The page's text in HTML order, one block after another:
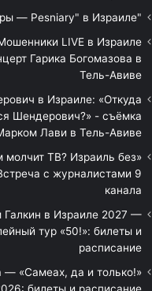
"Песняры — Pesniary" в Израиле
LIVE в Израиле
Гарика Богомазова в
Тель-Авиве
в Израиле: «Откуда
Шендерович?» - съёмка
Лави в Тель-Авиве
молчит ТВ? Израиль без
с журналистами 9
канала
Галкин в Израиле 2027 —
тур «50!»: билеты и
расписание
— «Самеах, да и только!»
билеты и расписание